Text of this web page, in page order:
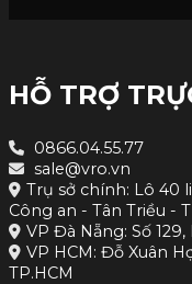
HỖ TRỢ
0866.04.55.77
sale@vro.vn
Trụ sở chính: Lô 40
Công an - Tân Triều -
VP Đà Nẵng: Số
VP HCM: Đỗ Xuân
TP.HCM